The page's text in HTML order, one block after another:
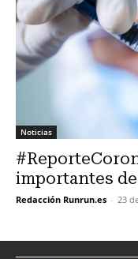
Noticias
importantes
Redacción Runrun.es - 23